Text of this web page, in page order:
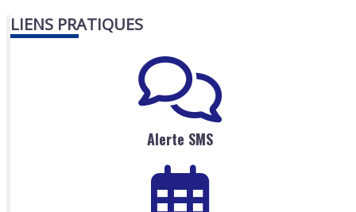
LIENS PRATIQUES
Alerte SMS